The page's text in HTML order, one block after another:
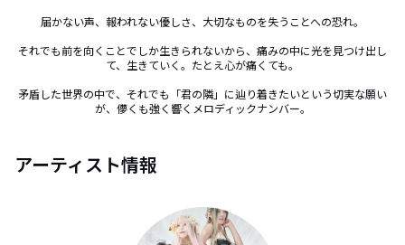
届かない声、報われない優しさ、大切なものを失うことへの恐れ。
それでも前を向くことでしか生きられないから、痛みの中に光を見つけ出し
て、生きていく。たとえ心が痛くても。
矛盾した世界の中で、それでも「君の隣」に辿り着きたいという切実な願い
が、儚くも強く響くメロディックナンバー。
アーティスト情報